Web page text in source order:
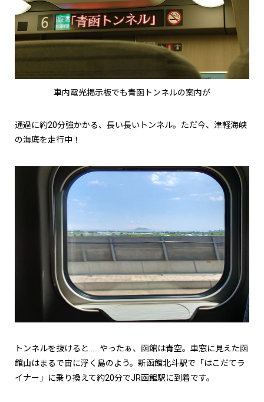
車内電光掲示板でも青函トンネルの案内が
通過に約20分強かかる、長い長いトンネル。ただ今、津軽海峡
の海底を走行中！
トンネルを抜けると……やったぁ、函館は青空。車窓に見えた函
館山はまるで宙に浮く島のよう。新函館北斗駅で「はこだてラ
イナー」に乗り換えて約20分でJR函館駅に到着です。